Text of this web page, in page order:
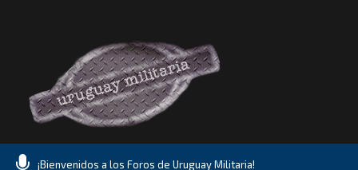
¡Bienvenidos a los Foros de Uruguay Militaria!